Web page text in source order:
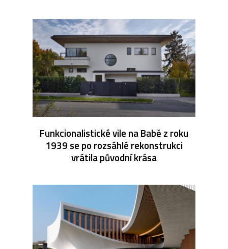
Funkcionalistické vile na Babě z roku
1939 se po rozsáhlé rekonstrukci
vrátila původní krása